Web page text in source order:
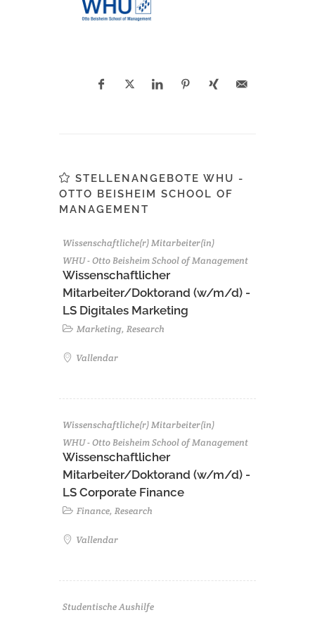
STELLENANGEBOTE WHU -
OTTO BEISHEIM SCHOOL OF
MANAGEMENT
Wissenschaftliche(r) Mitarbeiter(in)
WHU - Otto Beisheim School of Management
Wissenschaftlicher
Mitarbeiter/Doktorand (w/m/d) -
LS Digitales Marketing
Marketing, Research
Vallendar
Wissenschaftliche(r) Mitarbeiter(in)
WHU - Otto Beisheim School of Management
Wissenschaftlicher
Mitarbeiter/Doktorand (w/m/d) -
LS Corporate Finance
Finance, Research
Vallendar
Studentische Aushilfe